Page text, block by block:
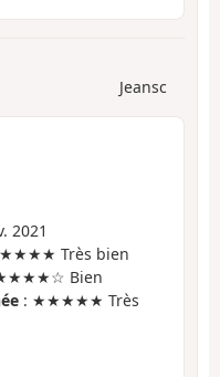
Jeansc
2021
Très bien
Bien
: ★★★★★ Très